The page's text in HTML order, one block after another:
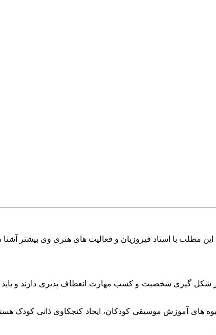
این مطلب با استاد فیروزیان و فعالیت های هنری وی بیشتر آشنا
شکل گیری شخصیت و کسب مهارت انعطاف پذیری دارند و باید
آموزش موسیقی کودکان، ایجاد کنجکاوی ذاتی کودک